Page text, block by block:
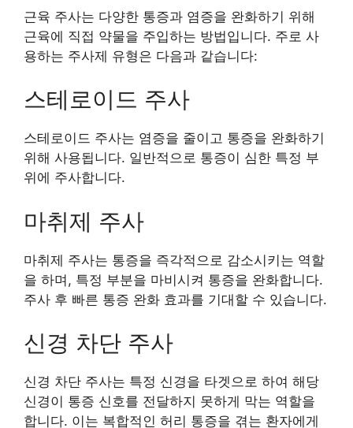
근육 주사는 다양한 통증과 염증을 완화하기 위해
근육에 직접 약물을 주입하는 방법입니다. 주로 사
용하는 주사제 유형은 다음과 같습니다:
스테로이드 주사
스테로이드 주사는 염증을 줄이고 통증을 완화하기
위해 사용됩니다. 일반적으로 통증이 심한 특정 부
위에 주사합니다.
마취제 주사
마취제 주사는 통증을 즉각적으로 감소시키는 역할
을 하며, 특정 부분을 마비시켜 통증을 완화합니다.
주사 후 빠른 통증 완화 효과를 기대할 수 있습니다.
신경 차단 주사
신경 차단 주사는 특정 신경을 타겟으로 하여 해당
신경이 통증 신호를 전달하지 못하게 막는 역할을
합니다. 이는 복합적인 허리 통증을 겪는 환자에게